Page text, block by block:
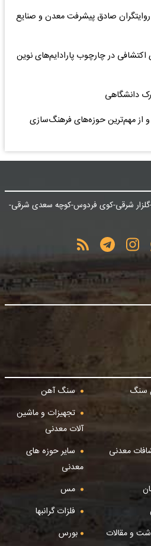
روایتگران صادق پیشرفت معدن و صنایع
در چارچوب پارادایم‌های نوین
دانشگاهی
و از مهم‌ترین حوزه‌های فرهنگ‌سازی
گلزار شرقی-کوی فردوس-کوچه سعدی شرقی-
سنگ
سنگ آهن
تجهیزات و ماشین
آلات معدنی
معدنی
سایر حوزه های
معدنی
مس
فلزات گرانبها
و مقالات بورس